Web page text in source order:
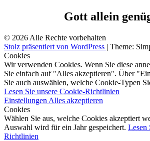
Gott allein
© 2026 Alle Rechte vorbehalten
Stolz präsentiert von WordPress | Theme:
Cookies
Wir verwenden Cookies. Wenn Sie diese
Sie einfach auf "Alles akzeptieren". Über
Sie auch auswählen, welche Cookie-Typen
Lesen Sie unsere Cookie-Richtlinien
Einstellungen Alles akzeptieren
Cookies
Wählen Sie aus, welche Cookies akzeptiert
Auswahl wird für ein Jahr gespeichert. Lesen
Richtlinien